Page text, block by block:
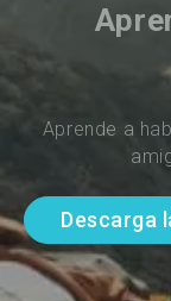
Aprende a
Descarga